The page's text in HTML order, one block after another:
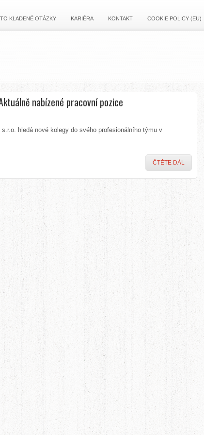
KLADENÉ OTÁZKY KARIÉRA KONTAKT COOKIE POLICY (EU)
nabízené pracovní pozice
hledá nové kolegy do svého profesionálního týmu v
ČTĚTE DÁL